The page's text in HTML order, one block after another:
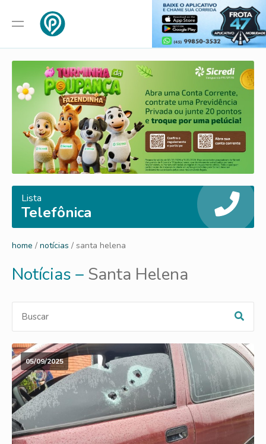
Lista
Telefônica
home / notícias / santa helena
Notícias – Santa Helena
05/09/2025